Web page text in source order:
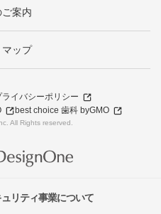
案内
ップ
ライバシーポリシー
best choice 歯科 byGMO
All Rights reserved.
リティ事業について